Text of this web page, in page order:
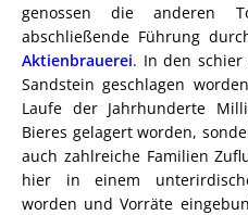
genossen die anderen
abschließende Führung
Aktienbrauerei. In den schier
Sandstein geschlagen
Laufe der Jahrhunderte
Bieres gelagert worden,
auch zahlreiche Familien
hier in einem
worden und Vorräte